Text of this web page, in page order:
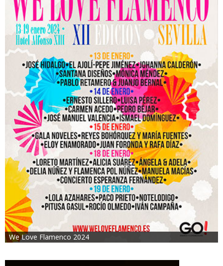
We Love Flamenco 2024